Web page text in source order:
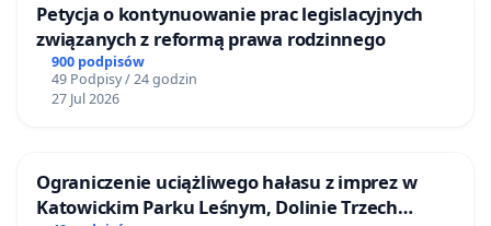
Petycja o kontynuowanie prac legislacyjnych
związanych z reformą prawa rodzinnego
900 podpisów
49 Podpisy / 24 godzin
27 Jul 2026
Ograniczenie uciążliwego hałasu z imprez w
Katowickim Parku Leśnym, Dolinie Trzech